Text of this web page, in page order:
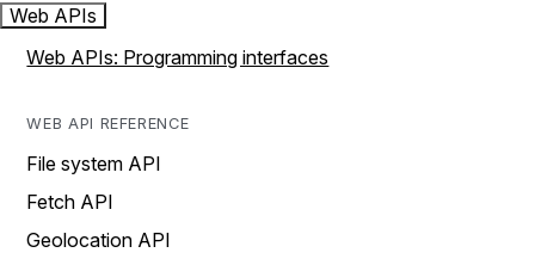
Web APIs
Web APIs: Programming interfaces
WEB API REFERENCE
File system API
Fetch API
Geolocation API